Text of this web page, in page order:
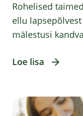
Rohelised
ellu
mälestusi
Loe lisa